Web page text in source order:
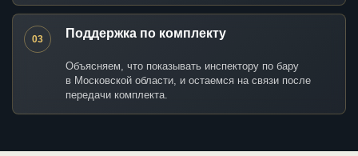
03 Поддержка по комплекту
Объясняем, что показывать инспектору по бару
в Московской области, и остаемся на связи после
передачи комплекта.